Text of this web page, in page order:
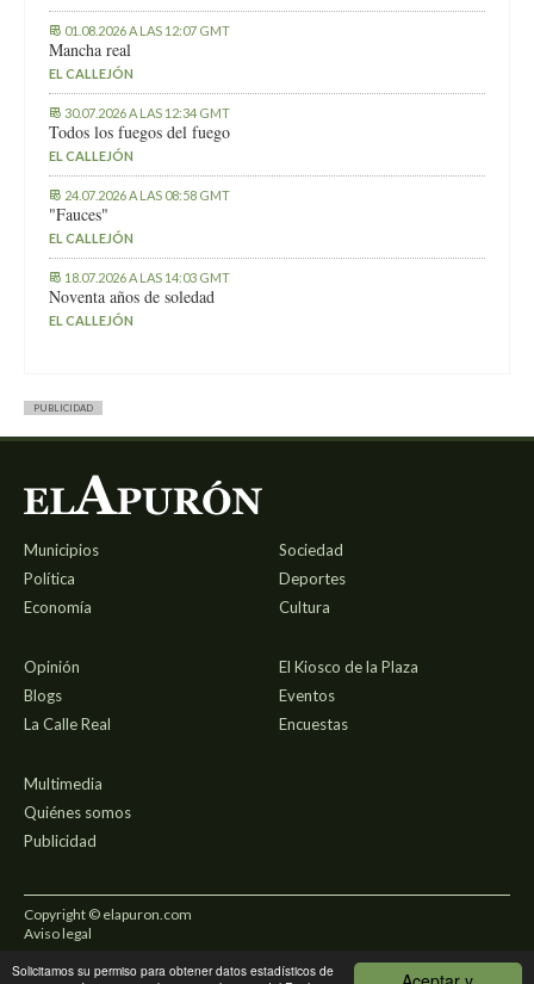
Solicitamos su permiso para obtener datos estadísticos de
01.08.2026 A LAS 12:07 GMT
Mancha real
EL CALLEJÓN
30.07.2026 A LAS 12:34 GMT
Todos los fuegos del fuego
EL CALLEJÓN
24.07.2026 A LAS 08:58 GMT
"Fauces"
EL CALLEJÓN
18.07.2026 A LAS 14:03 GMT
Noventa años de soledad
EL CALLEJÓN
PUBLICIDAD
Municipios
Política
Economía
Sociedad
Deportes
Cultura
Opinión
Blogs
La Calle Real
El Kiosco de la Plaza
Eventos
Encuestas
Multimedia
Quiénes somos
Publicidad
Copyright © elapuron.com
Aviso legal
Política de privacidad